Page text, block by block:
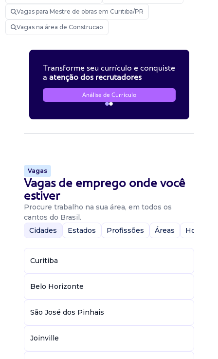
Vagas para Mestre de obras em Curitiba/PR
Vagas na área de Construcao
Transforme seu currículo e conquiste
a atenção dos recrutadores
Análise de Currículo
Vagas
Vagas de emprego onde você
estiver
Procure trabalho na sua área, em todos os
cantos do Brasil.
Cidades
Estados Profissões Áreas Home-
Curitiba
Belo Horizonte
São José dos Pinhais
Joinville